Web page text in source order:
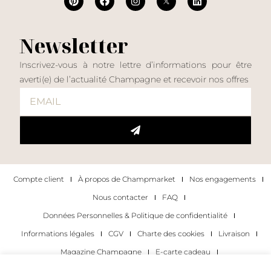
Newsletter
Inscrivez-vous à notre lettre d’informations pour être
averti(e) de l’actualité Champagne et recevoir nos offres
Compte client À propos de Champmarket
Nos engagements
Nous contacter
FAQ
Données Personnelles & Politique de confidentialité
Informations légales
CGV Charte des cookies
Livraison
Magazine Champagne
E-carte cadeau